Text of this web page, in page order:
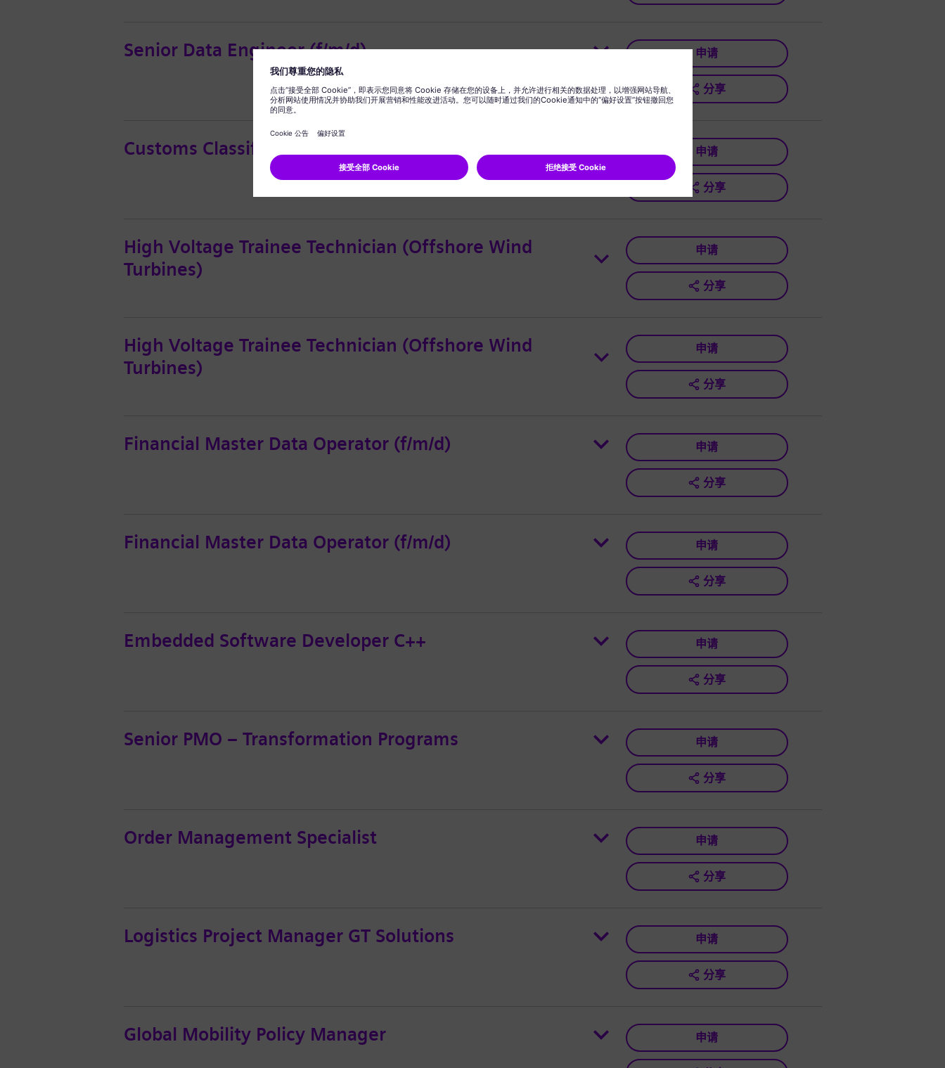
Senior Data Engineer (f/m/d) 申请
分享
Customs Classification Specialist 申请
分享
High Voltage Trainee Technician (Offshore Wind
Turbines)
申请
分享
High Voltage Trainee Technician (Offshore Wind
Turbines)
申请
分享
Financial Master Data Operator (f/m/d) 申请
分享
Financial Master Data Operator (f/m/d) 申请
分享
Embedded Software Developer C++ 申请
分享
Senior PMO – Transformation Programs 申请
分享
Order Management Specialist 申请
分享
Logistics Project Manager GT Solutions 申请
分享
Global Mobility Policy Manager 申请